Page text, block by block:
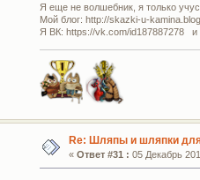
Я еще не волшебник, я только
Мой блог: http://skazki-u-
Я ВК: https://vk.com/id187887278 и
Re: Шляпы и шляпки
« Ответ #31 : 05 Декабрь